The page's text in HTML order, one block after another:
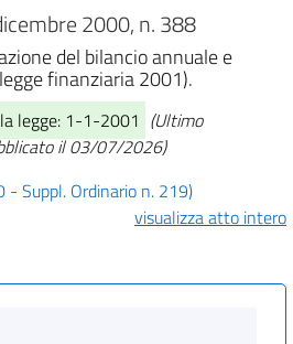
2000, n. 388
del bilancio annuale e
finanziaria 2001).
legge: 1-1-2001 (Ultimo
il 03/07/2026)
Suppl. Ordinario n. 219)
visualizza atto intero